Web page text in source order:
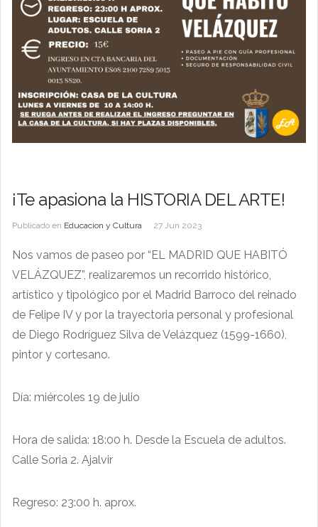
¡Te apasiona la HISTORIA DEL ARTE!
Publicado en Educacion y Cultura 27 Jun 2023
Nos vamos de paseo por “EL MADRID QUE HABITÓ
VELÁZQUEZ”, realizaremos un recorrido histórico,
artístico y tipológico por el Madrid Barroco del reinado
de Felipe IV y por la trayectoria personal y profesional
de Diego Rodríguez Silva de Velázquez (1599-1660),
pintor y cortesano.
Día: miércoles 19 de julio
Hora de salida: 18:00 h. Desde la Escuela de adultos.
Calle Soria 2. Ajalvir
Regreso: 23:00 h. aprox.